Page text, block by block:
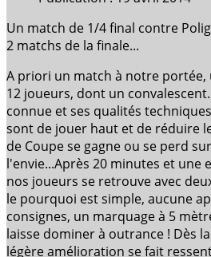
Un match de 1/4 final contre
2 matchs de la finale...
A priori un match à notre portée,
12 joueurs, dont un
connue et ses qualités
sont de jouer haut et de réduire
de Coupe se gagne ou se perd
l'envie...Après 20 minutes et une
nos joueurs se retrouve avec
le pourquoi est simple, aucune
consignes, un marquage à 5
laisse dominer à outrance ! Dès
légère amélioration se fait